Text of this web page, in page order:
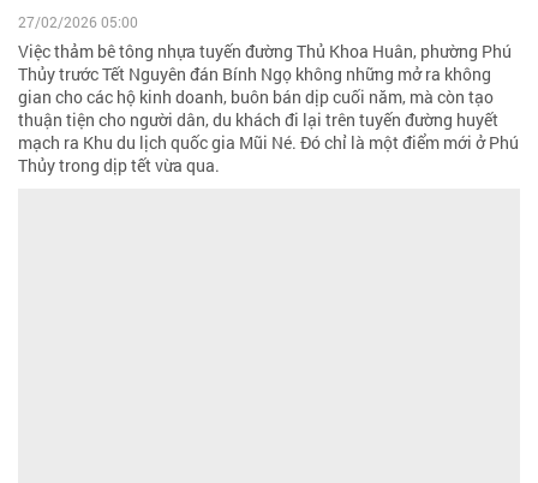
27/02/2026 05:00
Việc thảm bê tông nhựa tuyến đường Thủ Khoa Huân, phường Phú
Thủy trước Tết Nguyên đán Bính Ngọ không những mở ra không
gian cho các hộ kinh doanh, buôn bán dịp cuối năm, mà còn tạo
thuận tiện cho người dân, du khách đi lại trên tuyến đường huyết
mạch ra Khu du lịch quốc gia Mũi Né. Đó chỉ là một điểm mới ở Phú
Thủy trong dịp tết vừa qua.